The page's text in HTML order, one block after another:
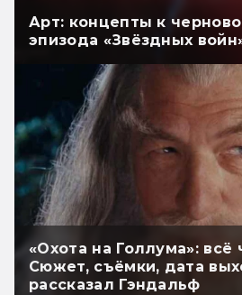
Арт: концепты к
эпизода «Звёздных
«Охота на Голлума»: всё
Сюжет, съёмки, дата
рассказал Гэндальф